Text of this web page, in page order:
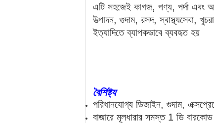
এটি সহজেই কাগজ, পণ্য, পর্দা এবং
উত্পাদন, গুদাম, রসদ, স্বাস্থ্যসেবা,
ইত্যাদিতে ব্যাপকভাবে ব্যবহৃত হয়
বৈশিষ্ট্য
পরিধানযোগ্য ডিজাইন, গুদাম,
বাজারে মূলধারার সমস্ত 1 ডি